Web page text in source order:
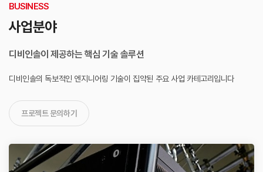
BUSINESS
사업분야
디비인솔이 제공하는 핵심 기술 솔루션
디비인솔의 독보적인 엔지니어링 기술이 집약된 주요 사업 카테고리입니다
프로젝트 문의하기